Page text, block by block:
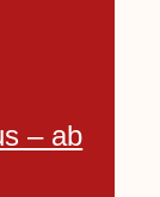
– ab